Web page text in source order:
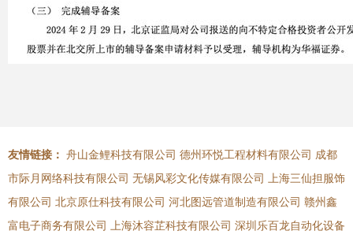
友情链接： 舟山金鲤科技有限公司 德州环悦工程材料有限公司 成都
市际月网络科技有限公司 无锡风彩文化传媒有限公司
上海三仙担服饰
有限公司 北京原仕科技有限公司 河北图远管道制造有限公司 赣州鑫
富电子商务有限公司
上海沐容芷科技有限公司 深圳乐百龙自动化设备